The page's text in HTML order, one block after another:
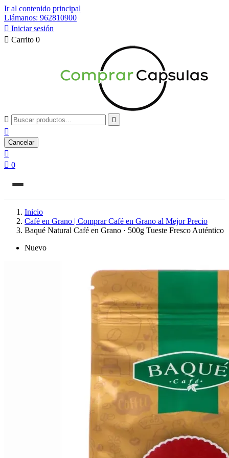
Ir al contenido principal
Llámanos: 962810900
 Iniciar sesión
 Carrito 0
 

Cancelar

 0
Inicio
Café en Grano | Comprar Café en Grano al Mejor Precio
Baqué Natural Café en Grano · 500g Tueste Fresco Auténtico
Nuevo